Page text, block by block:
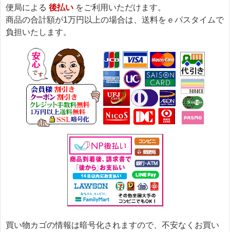
便局による 後払い をご利用いただけます。
商品の合計額が1万円以上の場合は、送料をｅパスタイムで
負担いたします。
買い物カゴの情報は暗号化されますので、不安なくお買い